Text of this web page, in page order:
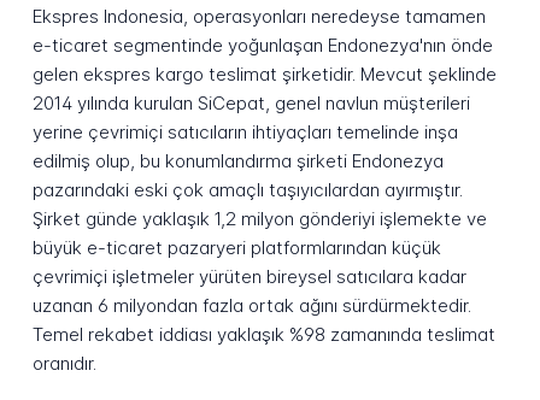
Ekspres Indonesia, operasyonları neredeyse tamamen
e-ticaret segmentinde yoğunlaşan Endonezya'nın önde
gelen ekspres kargo teslimat şirketidir. Mevcut şeklinde
2014 yılında kurulan SiCepat, genel navlun müşterileri
yerine çevrimiçi satıcıların ihtiyaçları temelinde inşa
edilmiş olup, bu konumlandırma şirketi Endonezya
pazarındaki eski çok amaçlı taşıyıcılardan ayırmıştır.
Şirket günde yaklaşık 1,2 milyon gönderiyi işlemekte ve
büyük e-ticaret pazaryeri platformlarından küçük
çevrimiçi işletmeler yürüten bireysel satıcılara kadar
uzanan 6 milyondan fazla ortak ağını sürdürmektedir.
Temel rekabet iddiası yaklaşık %98 zamanında teslimat
oranıdır.